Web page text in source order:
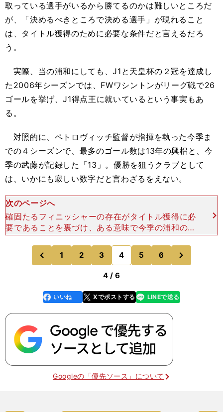
取っている選手がいるから勝てるのかは難しいところだ
が、「決めるべきところで決める選手」が現れること
は、タイトル獲得のために必要な条件だと言えるだろ
う。
実際、当の浦和にしても、J1と天皇杯の２冠を達成し
た2006年シーズンでは、FWワシントンがリーグ戦で26
ゴールを挙げ、J1得点王に就いているという事実もあ
る。
対照的に、ペトロヴィッチ監督が指揮を執った今季ま
での４シーズンで、最多のゴール数は13年の興梠と、今
季の武藤が記録した「13」。優勝を狙うクラブとして
は、いかにも寂しい数字だと言わざるをえない。
次のページへ
確固たるフィニッシャーの存在がタイトル獲得に必
要であることを裏づけ、ある意味で今季の浦和の歩
みを象徴するのが、チーム最多ゴールを挙げた武藤
だろう。 昨季までベガルタ仙台でくすぶっていた
武藤は、今季
前
のページへ
1 2 3 4 5 6
のページへ
4 / 6
faceboo
k
いいね Xでポストする
line LINEで送る
Googleの「優先ソース」について